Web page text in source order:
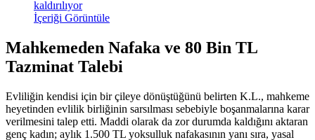
kaldırılıyor
İçeriği Görüntüle
Mahkemeden Nafaka ve 80 Bin TL
Tazminat Talebi
Evliliğin kendisi için bir çileye dönüştüğünü belirten K.L., mahkeme
heyetinden evlilik birliğinin sarsılması sebebiyle boşanmalarına karar
verilmesini talep etti. Maddi olarak da zor durumda kaldığını aktaran
genç kadın; aylık 1.500 TL yoksulluk nafakasının yanı sıra, yasal